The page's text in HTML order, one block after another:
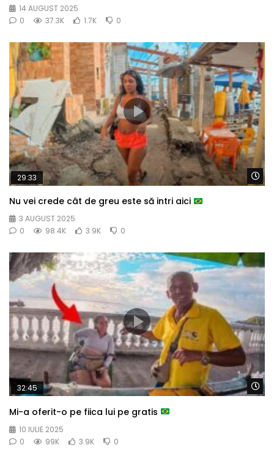
14 AUGUST 2025
0
37.3K 1.7K 0
29:33
Nu vei crede cât de greu este să intri aici
3 AUGUST 2025
0
98.4K 3.9K 0
32:45
Mi-a oferit-o pe fiica lui pe gratis
10 IULIE 2025
0
99K 3.9K 0